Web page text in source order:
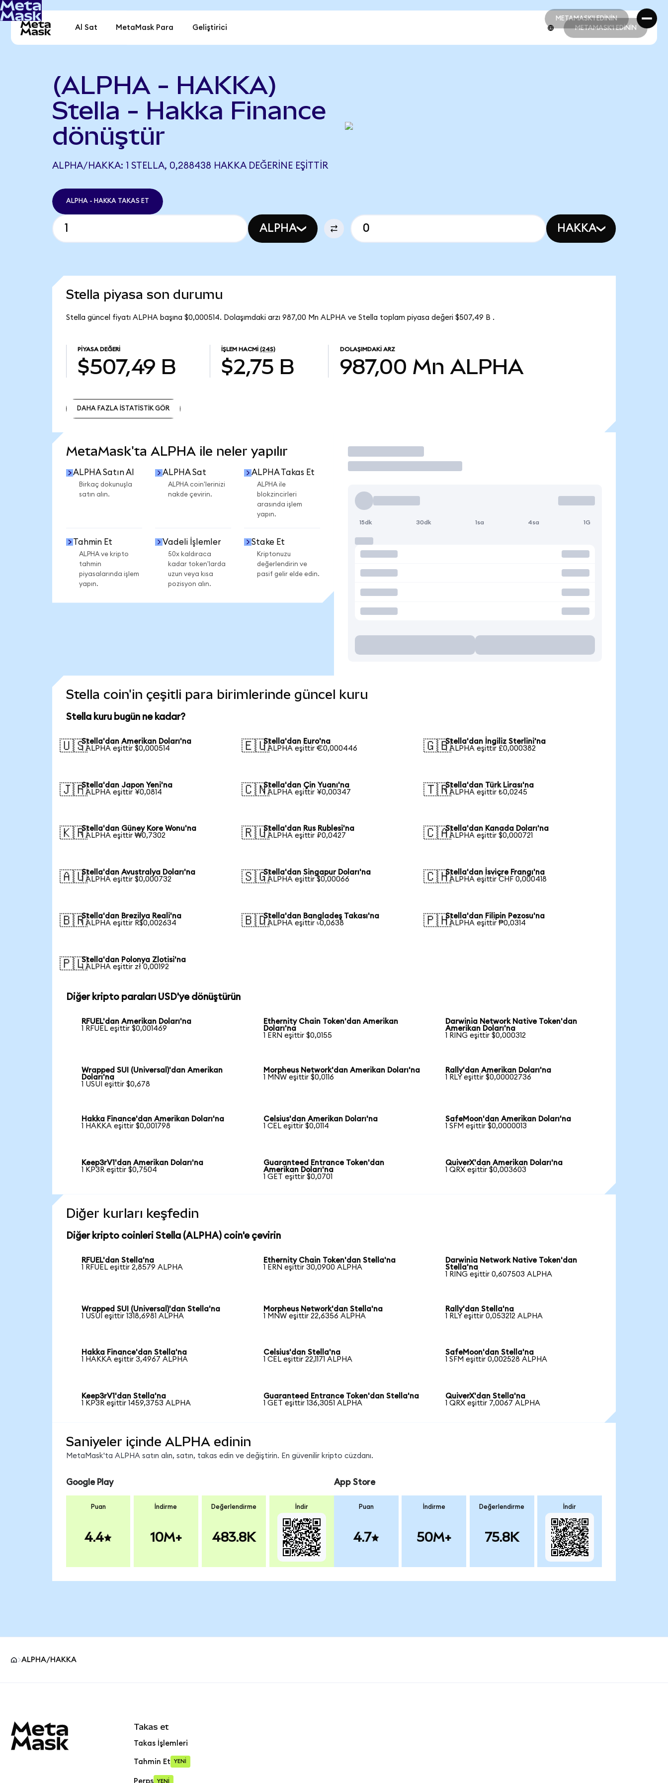
METAMASK'I EDİNİN
METAMASK'I EDİNİN
Al Sat MetaMask Para Geliştirici METAMASK'I EDİNİN
(ALPHA - HAKKA)
Stella - Hakka Finance
dönüştür
ALPHA/HAKKA: 1 STELLA, 0,288438 HAKKA DEĞERINE EŞITTIR
ALPHA - HAKKA TAKAS ET
ALPHA HAKKA
Stella piyasa son durumu
Stella güncel fiyatı ALPHA başına $0,000514. Dolaşımdaki arzı 987,00 Mn ALPHA ve Stella toplam piyasa değeri $507,49 B .
PIYASA DEĞERI
$507,49 B
İŞLEM HACMI (24S)
$2,75 B
DOLAŞIMDAKI ARZ
987,00 Mn ALPHA
DAHA FAZLA İSTATİSTİK GÖR
MetaMask'ta ALPHA ile neler yapılır
ALPHA Satın Al
Birkaç dokunuşla
satın alın.
ALPHA Sat
ALPHA coin'lerinizi
nakde çevirin.
ALPHA Takas Et
ALPHA ile
blokzincirleri
arasında işlem
yapın.
Tahmin Et
ALPHA ve kripto
tahmin
piyasalarında işlem
yapın.
Vadeli İşlemler
50x kaldıraca
kadar token'larda
uzun veya kısa
pozisyon alın.
Stake Et
Kriptonuzu
değerlendirin ve
pasif gelir elde edin.
İşlem Yap
15dk 30dk 1sa 4sa 1G
Stella coin'in çeşitli para birimlerinde güncel kuru
Stella kuru bugün ne kadar?
🇺🇸Stella'dan Amerikan Doları'na
1 ALPHA eşittir $0,000514
🇪🇺Stella'dan Euro'na
1 ALPHA eşittir €0,000446
🇬🇧Stella'dan İngiliz Sterlini'na
1 ALPHA eşittir £0,000382
🇯🇵Stella'dan Japon Yeni'na
1 ALPHA eşittir ¥0,0814
🇨🇳Stella'dan Çin Yuanı'na
1 ALPHA eşittir ¥0,00347
🇹🇷Stella'dan Türk Lirası'na
1 ALPHA eşittir ₺0,0245
🇰🇷Stella'dan Güney Kore Wonu'na
1 ALPHA eşittir ₩0,7302
🇷🇺Stella'dan Rus Rublesi'na
1 ALPHA eşittir ₽0,0427
🇨🇦Stella'dan Kanada Doları'na
1 ALPHA eşittir $0,000721
🇦🇺Stella'dan Avustralya Doları'na
1 ALPHA eşittir $0,000732
🇸🇬Stella'dan Singapur Doları'na
1 ALPHA eşittir $0,00066
🇨🇭Stella'dan İsviçre Frangı'na
1 ALPHA eşittir CHF 0,000418
🇧🇷Stella'dan Brezilya Reali'na
1 ALPHA eşittir R$0,002634
🇧🇩Stella'dan Bangladeş Takası'na
1 ALPHA eşittir ৳0,0638
🇵🇭Stella'dan Filipin Pezosu'na
1 ALPHA eşittir ₱0,0314
🇵🇱Stella'dan Polonya Zlotisi'na
1 ALPHA eşittir zł 0,00192
Diğer kripto paraları USD'ye dönüştürün
RFUEL'dan Amerikan Doları'na
1 RFUEL eşittir $0,001469
Ethernity Chain Token'dan Amerikan
Doları'na
1 ERN eşittir $0,0155
Darwinia Network Native Token'dan
Amerikan Doları'na
1 RING eşittir $0,000312
Wrapped SUI (Universal)'dan Amerikan
Doları'na
1 USUI eşittir $0,678
Morpheus Network'dan Amerikan Doları'na
1 MNW eşittir $0,0116
Rally'dan Amerikan Doları'na
1 RLY eşittir $0,00002736
Hakka Finance'dan Amerikan Doları'na
1 HAKKA eşittir $0,001798
Celsius'dan Amerikan Doları'na
1 CEL eşittir $0,0114
SafeMoon'dan Amerikan Doları'na
1 SFM eşittir $0,0000013
Keep3rV1'dan Amerikan Doları'na
1 KP3R eşittir $0,7504
Guaranteed Entrance Token'dan
Amerikan Doları'na
1 GET eşittir $0,0701
QuiverX'dan Amerikan Doları'na
1 QRX eşittir $0,003603
Diğer kurları keşfedin
Diğer kripto coinleri Stella (ALPHA) coin'e çevirin
RFUEL'dan Stella'na
1 RFUEL eşittir 2,8579 ALPHA
Ethernity Chain Token'dan Stella'na
1 ERN eşittir 30,0900 ALPHA
Darwinia Network Native Token'dan
Stella'na
1 RING eşittir 0,607503 ALPHA
Wrapped SUI (Universal)'dan Stella'na
1 USUI eşittir 1318,6981 ALPHA
Morpheus Network'dan Stella'na
1 MNW eşittir 22,6356 ALPHA
Rally'dan Stella'na
1 RLY eşittir 0,053212 ALPHA
Hakka Finance'dan Stella'na
1 HAKKA eşittir 3,4967 ALPHA
Celsius'dan Stella'na
1 CEL eşittir 22,1171 ALPHA
SafeMoon'dan Stella'na
1 SFM eşittir 0,002528 ALPHA
Keep3rV1'dan Stella'na
1 KP3R eşittir 1459,3753 ALPHA
Guaranteed Entrance Token'dan Stella'na
1 GET eşittir 136,3051 ALPHA
QuiverX'dan Stella'na
1 QRX eşittir 7,0067 ALPHA
Saniyeler içinde ALPHA edinin
MetaMask'ta ALPHA satın alın, satın, takas edin ve değiştirin. En güvenilir kripto cüzdanı.
Google Play
Puan
4.4
İndirme
10M+
Değerlendirme
483.8K
İndir
App Store
Puan
4.7
İndirme
50M+
Değerlendirme
75.8K
İndir
ALPHA/HAKKA
Takas et
Takas İşlemleri
Tahmin Et YENİ
Perps YENİ